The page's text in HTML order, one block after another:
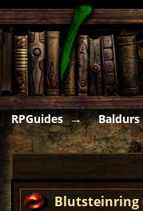
RPGuides Baldurs
Blutsteinring